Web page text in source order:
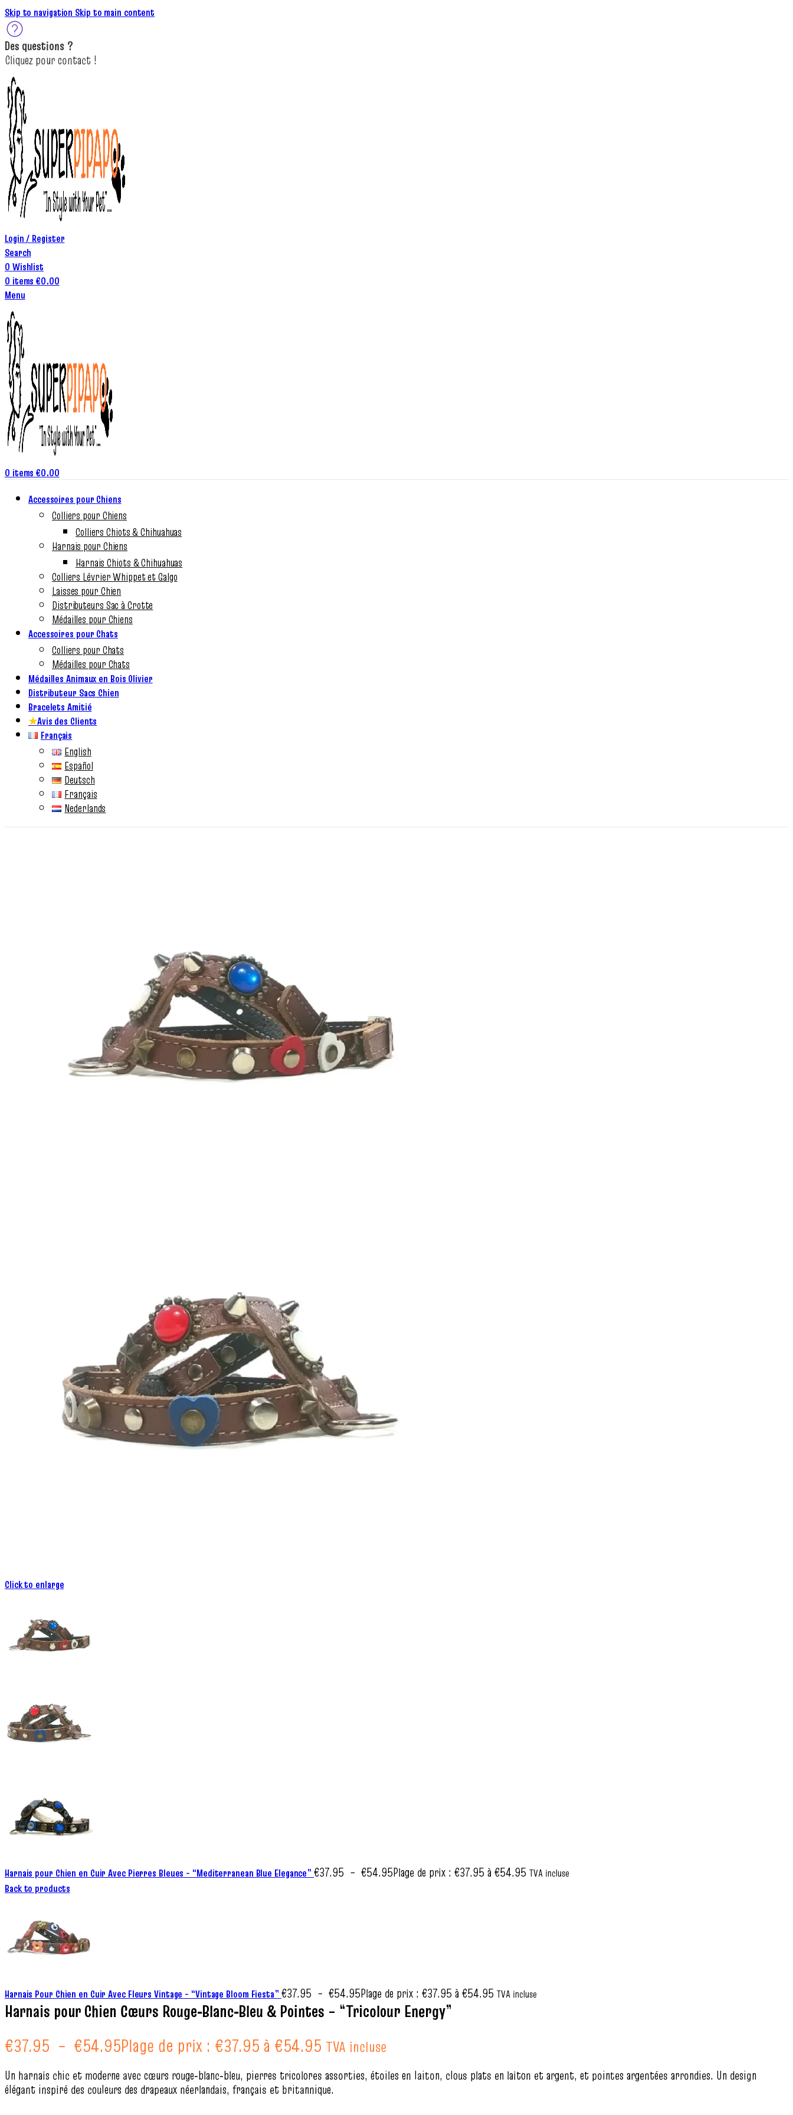
Skip to navigation Skip to main content
Des questions ?
Cliquez pourcontact !
Login / Register
Search
0 Wishlist
0 items €0.00
Menu
0 items €0.00
Accessoires pour Chiens
Colliers pour Chiens
Colliers Chiots & Chihuahuas
Harnais pour Chiens
Harnais Chiots & Chihuahuas
Colliers Lévrier Whippet et Galgo
Laisses pour Chien
Distributeurs Sac à Crotte
Médailles pour Chiens
Accessoires pour Chats
Colliers pour Chats
Médailles pour Chats
Médailles Animaux en Bois Olivier
Distributeur Sacs Chien
Bracelets Amitié
★Avis des Clients
Français
English
Español
Deutsch
Français
Nederlands
Click to enlarge
Harnais pour Chien en Cuir Avec Pierres Bleues – “Mediterranean Blue Elegance”€37.95 – €54.95Plage de prix : €37.95 à €54.95 TVA incluse
Back to products
Harnais Pour Chien en Cuir Avec Fleurs Vintage – “Vintage Bloom Fiesta” €37.95 – €54.95Plage de prix : €37.95 à €54.95 TVA incluse
Harnais pour Chien Cœurs Rouge‑Blanc‑Bleu & Pointes – “Tricolour Energy”
€37.95 – €54.95Plage de prix : €37.95 à €54.95 TVA incluse
Un harnais chic et moderne avec cœurs rouge‑blanc‑bleu, pierres tricolores assorties, étoiles en laiton, clous plats en laiton et argent, et pointes argentées arrondies. Un design
élégant inspiré des couleurs des drapeaux néerlandais, français et britannique.